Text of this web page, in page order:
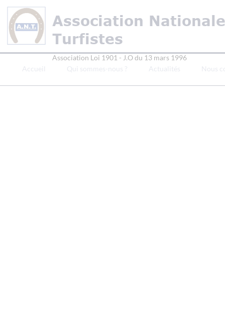
Association
Turfistes
Association Loi 1901 - J.O du 13 mars 1996
Accueil
Qui sommes-nous ? Actualités Nous